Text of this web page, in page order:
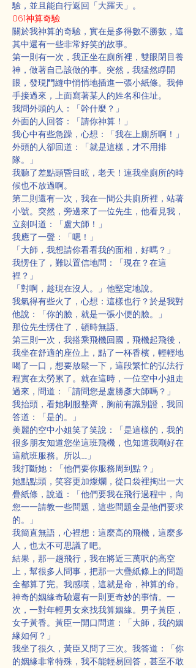
驗，並且能自行返回「大羅天」。
061神算奇驗
關於我神算的奇驗，實在是多得數不勝數，這
其中還有一些非常好笑的故事。
第一則有一次，我正坐在廁所裡，雙眼閉目養
神，做著自己該做的事。突然，我猛然睜開
眼，發現門縫中悄悄地插進一張小紙條。我伸
手接過來，上面寫著某人的姓名和住址。
我問外頭的人：「幹什麼？」
外面的人回答：「請你神算！」
我心中有些急躁，心想：「我在上廁所啊！」
外頭的人卻回道：「就是這樣，才不用排
隊。」
我聽了差點頭昏目眩，老天！連我坐廁所的時
候也不放過啊。
第二則還有一次，我在一間公共廁所裡，站著
小號。突然，旁邊來了一位先生，他看見我，
立刻叫道：「盧大師！」
我應了一聲：「嗯！」
「大師，我想請你看看我的面相，好嗎？」
我愣住了，難以置信地問：「現在？在這
裡？」
「對啊，趁現在沒人。」他堅定地說。
我氣得有些火了，心想：這樣也行？於是我對
他說：「你的臉，就是一張小便的臉。」
那位先生愣住了，頓時無語。
第三則一次，我搭乘飛機回國，飛機起飛後，
我坐在舒適的座位上，點了一杯香檳，輕輕地
喝了一口，想要放鬆一下，這段繁忙的弘法行
程實在太勞累了。就在這時，一位空中小姐走
過來，問道：「請問您是盧勝彥大師嗎？」
我抬頭，看她制服整齊，胸前有識別證，我回
答道：「是的。」
美麗的空中小姐笑了笑說：「是這樣的，我的
很多朋友知道您坐這班飛機，也知道我剛好在
這航班服務。所以……」
我打斷她：「他們要你服務周到點？」
她點點頭，笑容更加燦爛，從口袋裡掏出一大
疊紙條，說道：「他們要我在飛行過程中，向
您一一請教一些問題，這些問題全是他們要求
的。」
我簡直無語，心裡想：這麼高的飛機，這麼多
人，也太不可思議了吧。
結果，那一趟飛行，我在將近三萬呎的高空
上，幫很多人問事，把那一大疊紙條上的問題
全都算了完。我感嘆，這就是命，神算的命。
神奇的姻緣奇驗還有一則更奇妙的事情。一
次，一對年輕男女來找我算姻緣。男子黃臣，
女子黃香。黃臣一開口問道：「大師，我的姻
緣如何？」
我坐了很久，黃臣又問了三次。我答道：「你
的姻緣非常特殊，我不能輕易回答，甚至不敢